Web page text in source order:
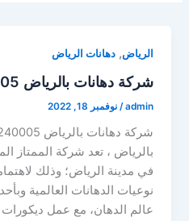
الرياض,دهانات الرياض
شركة دهانات بالرياض 0507240005
admin
/نوفمبر 18, 2022
بالرياض ، تعد شركة الممتاز
في مدينة الرياض؛ وذلك
نوعيات الدهانات العالمية
عالم الدهان، مع عمل